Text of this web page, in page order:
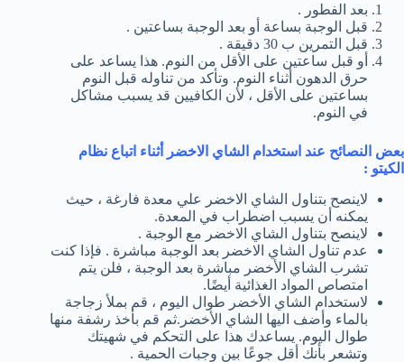
بعد الفطور .
قبل الوجبة بساعة أو بعد الوجبة بساعتين .
قبل التمرين ب 30 دقيقة .
أو قبل ساعتين على الأقل من النوم. هذا يساعد على
حرق الدهون أثناء النوم. وتأكد من تناوله قبل النوم
بساعتين على الأقل ، لأن الكافيين قد يسبب مشاكل
في النوم.
بعض النصائح عند استخدام الشاي الاخضر أثناء اتباع نظام
الكيتو :
لاينصح بتناول الشاي الاخضر علي معدة فارغة ، حيث
يمكنه أن يسبب اضطراب في المعدة.
لاينصح بتناول الشاي الاخضر مع الوجبة .
عدم تناول الشاي الاخضر بعد الوجبة مباشرة . فإذا كنت
تشرب الشاي الأخضر مباشرة بعد الوجبة ، فلن يتم
امتصاص المواد الغذائية أيضًا.
لاستخدام الشاي الأخضر طوال اليوم ، قم بملأ زجاجة
بالماء وأضف اليها الشاي الأخضر.ثم قم بأخذ رشفة منها
طوال اليوم. يساعدك هذا على التحكم في شهيتك
وتشعر بأنك أقل جوعًا بين وجبات الحمية .